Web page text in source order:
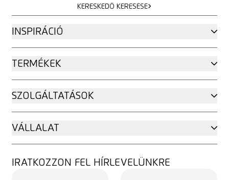
KERESKEDŐ KERESÉSE
INSPIRÁCIÓ
TERMÉKEK
SZOLGÁLTATÁSOK
VÁLLALAT
IRATKOZZON FEL HÍRLEVELÜNKRE